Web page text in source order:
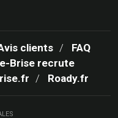
clients
FAQ
Brise recrute
Roady.fr